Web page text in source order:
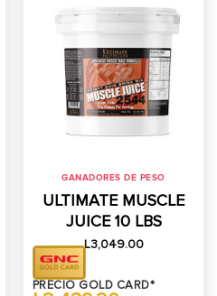
GANADORES DE PESO
ULTIMATE MUSCLE
JUICE 10 LBS
L3,049.00
PRECIO GOLD CARD*